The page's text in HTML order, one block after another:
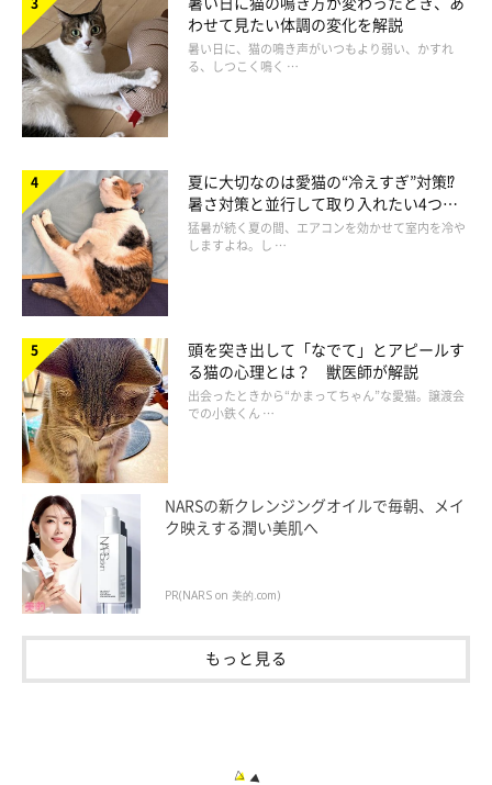
Andrew_Deer/gettyimages
オスの猫にもついついしてしまうしぐさがあります。
馬のりになる
馬のりは、まさに交尾の姿勢。去勢手術をした飼い猫のオスでも
交尾欲求が高まることがあるため、相手の性別に関係なく同居猫
猫によっては、季節を問わずこのしぐさが見られることも。
わせて見たい体調の変化を解説
暑い日に、猫の鳴き声がいつもより弱い、かすれ
る、しつこく鳴く …
夏に大切なのは愛猫の“冷えすぎ”対策⁉
暑さ対策と並行して取り入れたい4つの
工夫
猛暑が続く夏の間、エアコンを効かせて室内を冷や
しますよね。し …
頭を突き出して「なでて」とアピールす
る猫の心理とは？ 獣医師が解説
出会ったときから“かまってちゃん”な愛猫。譲渡会
での小鉄くん …
NARSの新クレンジングオイルで毎朝、メイ
ク映えする潤い美肌へ
PR(NARS on 美的.com)
もっと見る